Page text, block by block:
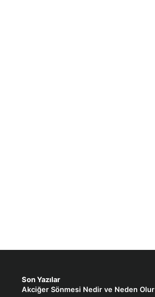
Son Yazılar
Akciğer Sönmesi Nedir ve Neden Olur